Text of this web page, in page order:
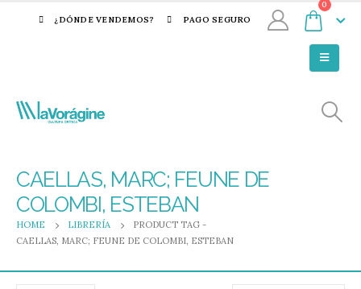
¿DÓNDE VENDEMOS? PAGO SEGURO
0
CAELLAS, MARC; FEUNE DE
COLOMBI, ESTEBAN
HOME LIBRERÍA
PRODUCT TAG -
CAELLAS, MARC; FEUNE DE COLOMBI, ESTEBAN